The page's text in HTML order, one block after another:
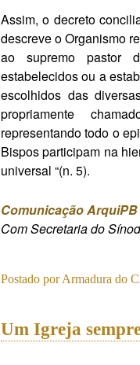
Assim, o decreto
descreve o Organismo
ao supremo pastor
estabelecidos ou a
escolhidos das
propriamente
representando todo o
Bispos participam na
universal “(n. 5).
Comunicação ArquiPB
Com Secretaria do
Postado porArmadura do
Um Igreja